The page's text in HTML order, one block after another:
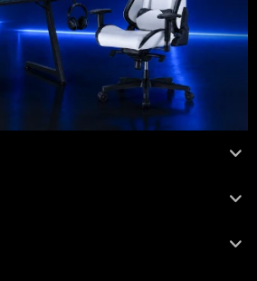
NEWSLETTER
recibí todas nuestras novedades!
SUSCRIBIRME